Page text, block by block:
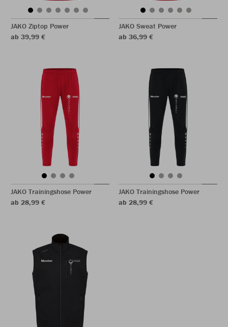
JAKO Ziptop Power
ab 39,99 €
JAKO Sweat Power
ab 36,99 €
JAKO Trainingshose Power
ab 28,99 €
JAKO Trainingshose Power
ab 28,99 €